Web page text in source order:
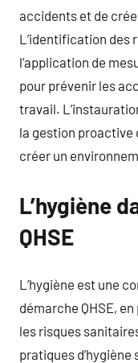
accidents et de
L’identification des
l’application de
pour prévenir les
travail.
la gestion proactive
créer un
L’hygiène
QHSE
L’hygiène est une
démarche QHSE,
les risques
pratiques